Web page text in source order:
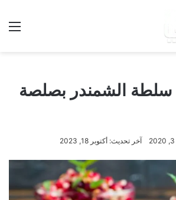
الشمندر بصلصة
آخر تحديث: أكتوبر 18, 2023